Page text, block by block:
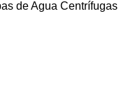
de Agua Centrífugas